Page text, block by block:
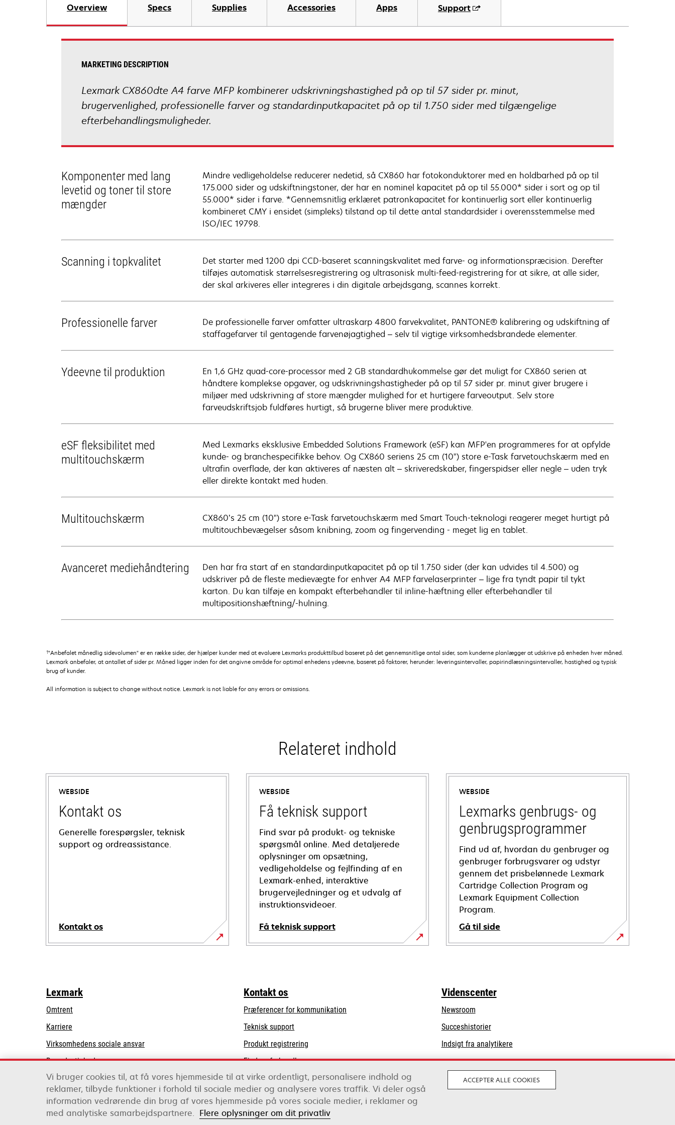
Overview Specs Supplies Accessories Apps Support
MARKETING DESCRIPTION
Lexmark CX860dte A4 farve MFP kombinerer udskrivningshastighed på op til 57 sider pr. minut,
brugervenlighed, professionelle farver og standardinputkapacitet på op til 1.750 sider med tilgængelige
efterbehandlingsmuligheder.
Komponenter med lang
levetid og toner til store
mængder
Mindre vedligeholdelse reducerer nedetid, så CX860 har fotokonduktorer med en holdbarhed på op til
175.000 sider og udskiftningstoner, der har en nominel kapacitet på op til 55.000* sider i sort og op til
55.000* sider i farve. *Gennemsnitlig erklæret patronkapacitet for kontinuerlig sort eller kontinuerlig
kombineret CMY i ensidet (simpleks) tilstand op til dette antal standardsider i overensstemmelse med
ISO/IEC 19798.
Scanning i topkvalitet
Det starter med 1200 dpi CCD-baseret scanningskvalitet med farve- og informationspræcision. Derefter
tilføjes automatisk størrelsesregistrering og ultrasonisk multi-feed-registrering for at sikre, at alle sider,
der skal arkiveres eller integreres i din digitale arbejdsgang, scannes korrekt.
Professionelle farver
De professionelle farver omfatter ultraskarp 4800 farvekvalitet, PANTONE® kalibrering og udskiftning af
staffagefarver til gentagende farvenøjagtighed – selv til vigtige virksomhedsbrandede elementer.
Ydeevne til produktion
En 1,6 GHz quad-core-processor med 2 GB standardhukommelse gør det muligt for CX860 serien at
håndtere komplekse opgaver, og udskrivningshastigheder på op til 57 sider pr. minut giver brugere i
miljøer med udskrivning af store mængder mulighed for et hurtigere farveoutput. Selv store
farveudskriftsjob fuldføres hurtigt, så brugerne bliver mere produktive.
eSF fleksibilitet med
multitouchskærm
Med Lexmarks eksklusive Embedded Solutions Framework (eSF) kan MFP'en programmeres for at opfylde
kunde- og branchespecifikke behov. Og CX860 seriens 25 cm (10") store e-Task farvetouchskærm med en
ultrafin overflade, der kan aktiveres af næsten alt – skriveredskaber, fingerspidser eller negle – uden tryk
eller direkte kontakt med huden.
Multitouchskærm
CX860’s 25 cm (10") store e-Task farvetouchskærm med Smart Touch-teknologi reagerer meget hurtigt på
multitouchbevægelser såsom knibning, zoom og fingervending - meget lig en tablet.
Avanceret mediehåndtering
Den har fra start af en standardinputkapacitet på op til 1.750 sider (der kan udvides til 4.500) og
udskriver på de fleste medievægte for enhver A4 MFP farvelaserprinter – lige fra tyndt papir til tykt
karton. Du kan tilføje en kompakt efterbehandler til inline-hæftning eller efterbehandler til
multipositionshæftning/-hulning.
†"Anbefalet månedlig sidevolumen" er en række sider, der hjælper kunder med at evaluere Lexmarks produkttilbud baseret på det gennemsnitlige antal sider, som kunderne planlægger at udskrive på enheden hver måned.
Lexmark anbefaler, at antallet af sider pr. Måned ligger inden for det angivne område for optimal enhedens ydeevne, baseret på faktorer, herunder: leveringsintervaller, papirindlæsningsintervaller, hastighed og typisk
brug af kunder.
All information is subject to change without notice. Lexmark is not liable for any errors or omissions.
Relateret indhold
WEBSIDE
Kontakt os
Generelle forespørgsler, teknisk
support og ordreassistance.
Kontakt os
WEBSIDE
Få teknisk support
Find svar på produkt- og tekniske
spørgsmål online. Med detaljerede
oplysninger om opsætning,
vedligeholdelse og fejlfinding af en
Lexmark-enhed, interaktive
brugervejledninger og et udvalg af
instruktionsvideoer.
Få teknisk support
opens
tab
WEBSIDE
Lexmarks genbrugs- og
genbrugsprogrammer
Find ud af, hvordan du genbruger og
genbruger forbrugsvarer og udstyr
gennem det prisbelønnede Lexmark
Cartridge Collection Program og
Lexmark Equipment Collection
Program.
Gå til side
Lexmark
Omtrent
Karriere
Virksomhedens sociale ansvaropens
new
tab
Bæredygtighed
Lexmark-partnere
Kontakt os
Præferencer for kommunikation
Teknisk supportopens
in
a
new
tab
Produkt registrering
Find en forhandler
Liste over grossister
Videnscenter
Newsroom
Succeshistorier
Indsigt fra analytikere
Lexmark International, Inc., et Xerox-selskab
©2026 Alle rettigheder forbeholdes.
Vi bruger cookies til, at få vores hjemmeside til at virke ordentligt, personalisere indhold og
reklamer, tilbyde funktioner i forhold til sociale medier og analysere vores traffik. Vi deler også
information vedrørende din brug af vores hjemmeside på vores sociale medier, i reklamer og
med analytiske samarbejdspartnere. Flere oplysninger om dit privatliv
ACCEPTER ALLE COOKIES